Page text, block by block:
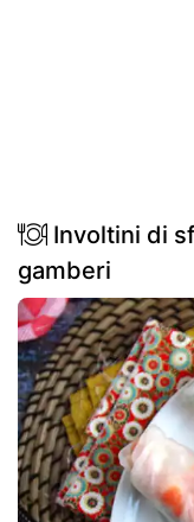
Involtini di
gamberi